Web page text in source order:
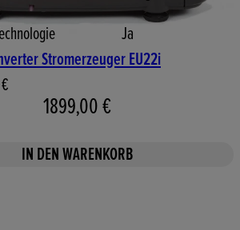
Ja
Stromerzeuger EU22i
1899,00 €
IN DEN WARENKORB